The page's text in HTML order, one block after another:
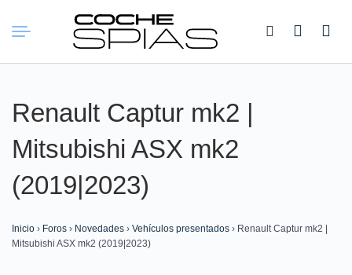
Buscar:
Renault Captur mk2 |
Mitsubishi ASX mk2
(2019|2023)
Inicio › Foros › Novedades › Vehículos presentados › Renault Captur mk2 |
Mitsubishi ASX mk2 (2019|2023)